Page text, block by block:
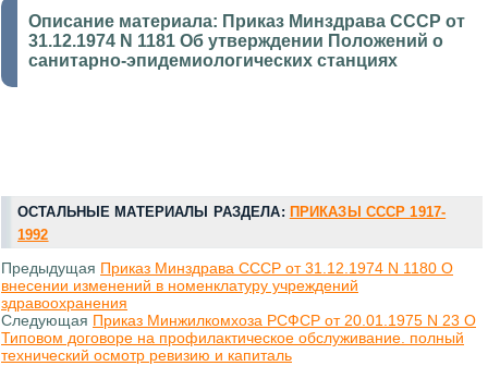
Описание материала: Приказ Минздрава СССР от
31.12.1974 N 1181 Об утверждении Положений о
санитарно-эпидемиологических станциях
ОСТАЛЬНЫЕ МАТЕРИАЛЫ РАЗДЕЛА: ПРИКАЗЫ СССР 1917-
1992
Предыдущая Приказ Минздрава СССР от 31.12.1974 N 1180 О
внесении изменений в номенклатуру учреждений
здравоохранения
Следующая Приказ Минжилкомхоза РСФСР от 20.01.1975 N 23 О
Типовом договоре на профилактическое обслуживание. полный
технический осмотр ревизию и капиталь